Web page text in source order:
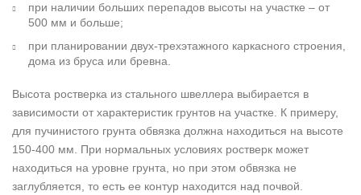
при наличии больших перепадов высоты на участке – от
500 мм и больше;
при планировании двух-трехэтажного каркасного строения,
дома из бруса или бревна.
Высота ростверка из стального швеллера выбирается в
зависимости от характеристик грунтов на участке. К примеру,
для пучинистого грунта обвязка должна находиться на высоте
150-400 мм. При нормальных условиях ростверк может
находиться на уровне грунта, но при этом обвязка не
заглубляется, то есть ее контур находится над почвой.